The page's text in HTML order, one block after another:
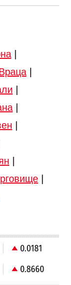
|
|
|
|
0.0181
0.8660